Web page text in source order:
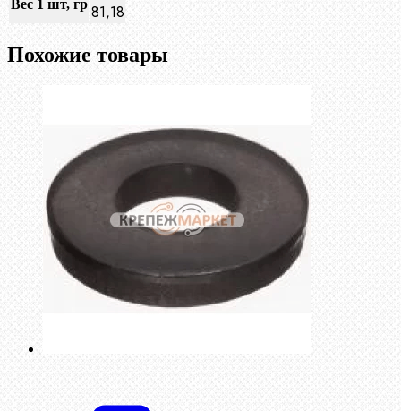
Вес 1 шт, гр 81,18
Похожие товары